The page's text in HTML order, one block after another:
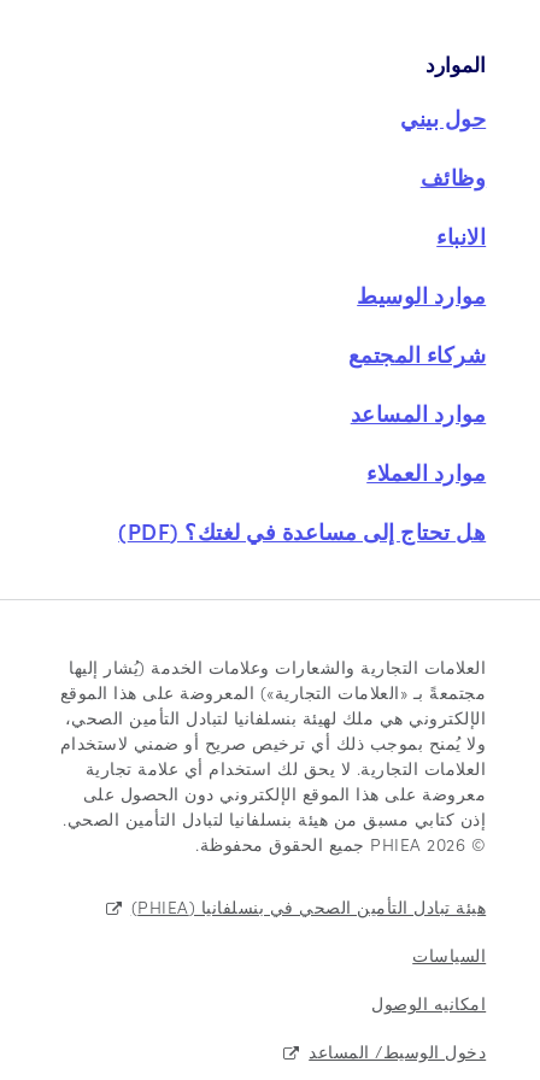
الموارد
حول بيني
وظائف
الانباء
موارد الوسيط
شركاء المجتمع
موارد المساعد
موارد العملاء
هل تحتاج إلى مساعدة في لغتك؟ (PDF)
العلامات التجارية والشعارات وعلامات الخدمة (يُشار إليها
مجتمعةً بـ «العلامات التجارية») المعروضة على هذا الموقع
الإلكتروني هي ملك لهيئة بنسلفانيا لتبادل التأمين الصحي،
ولا يُمنح بموجب ذلك أي ترخيص صريح أو ضمني لاستخدام
العلامات التجارية. لا يحق لك استخدام أي علامة تجارية
معروضة على هذا الموقع الإلكتروني دون الحصول على
إذن كتابي مسبق من هيئة بنسلفانيا لتبادل التأمين الصحي.
© 2026 PHIEA جميع الحقوق محفوظة.
هيئة تبادل التأمين الصحي في بنسلفانيا (PHIEA)
السياسات
امكانيه الوصول
دخول الوسيط/ المساعد